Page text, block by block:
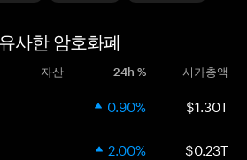
사한 암호화폐
자산 24h % 시가총액
0.90% $1.30T
2.00% $0.23T